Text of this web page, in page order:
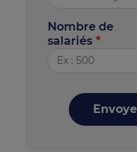
Nombre de
salariés